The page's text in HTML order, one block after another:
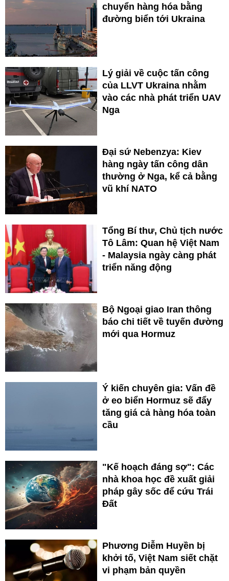
chuyển hàng hóa bằng
đường biển tới Ukraina
Lý giải về cuộc tấn công
của LLVT Ukraina nhằm
vào các nhà phát triển UAV
Nga
Đại sứ Nebenzya: Kiev
hàng ngày tấn công dân
thường ở Nga, kể cả bằng
vũ khí NATO
Tổng Bí thư, Chủ tịch nước
Tô Lâm: Quan hệ Việt Nam
- Malaysia ngày càng phát
triển năng động
Bộ Ngoại giao Iran thông
báo chi tiết về tuyến đường
mới qua Hormuz
Ý kiến chuyên gia: Vấn đề
ở eo biển Hormuz sẽ đẩy
tăng giá cả hàng hóa toàn
cầu
"Kế hoạch đáng sợ": Các
nhà khoa học đề xuất giải
pháp gây sốc để cứu Trái
Đất
Phương Diễm Huyền bị
khởi tố, Việt Nam siết chặt
vi phạm bản quyền